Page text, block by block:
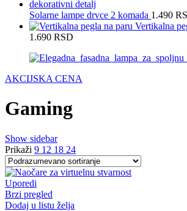
Solarne lampe drvce 2 komada 1.490
Vertikalna
1.690 RSD
AKCIJSKA CENA
Gaming
Show sidebar
Prikaži 9 12 18 24
Uporedi
Brzi pregled
Dodaj u listu želja